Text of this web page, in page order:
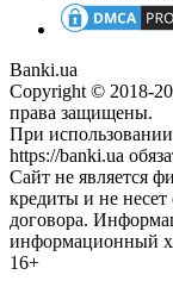
Banki.ua
Copyright © 2018-
права защищены.
При
https://banki.ua
Сайт не является
кредиты и не
договора.
информационный
16+